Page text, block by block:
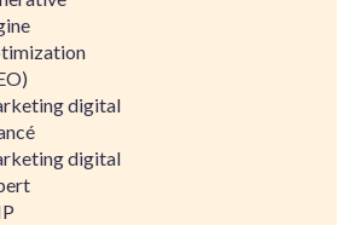
digital
digital